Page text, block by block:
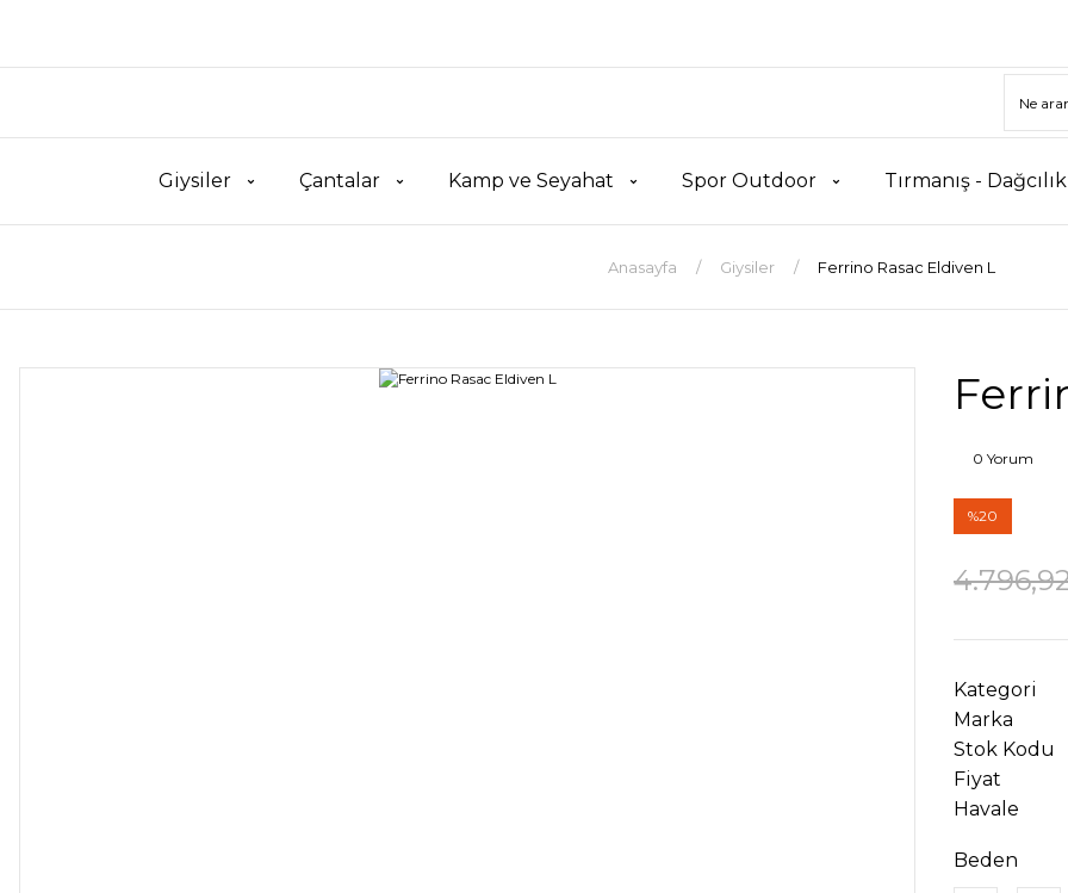
Giysiler Çantalar Kamp ve Seyahat Spor Outdoor Tırmanış -
Anasayfa Giysiler Ferrino Rasac Eldiven L
0 Yorum
%20
Kategori
Marka
Stok Kodu
Fiyat
Havale
Beden